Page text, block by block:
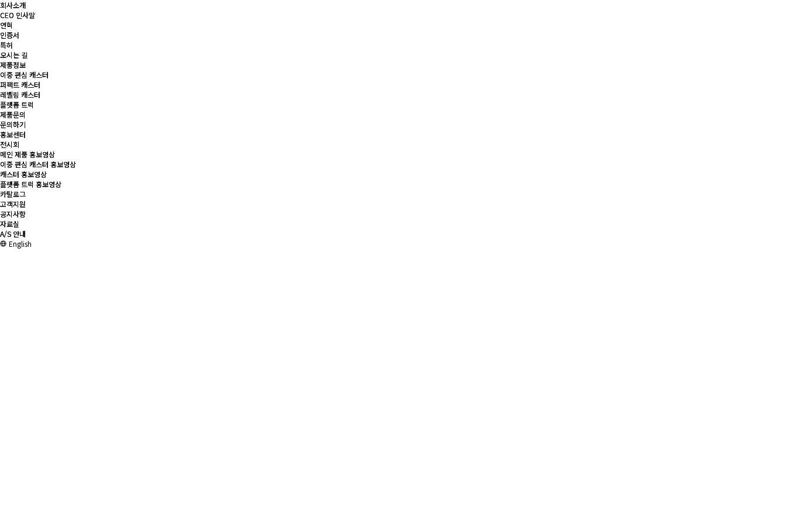
회사소개
CEO 인사말
연혁
인증서
특허
오시는 길
제품정보
이중 편심 캐스터
퍼팩트 캐스터
레벨링 캐스터
플랫폼 트럭
제품문의
문의하기
홍보센터
전시회
메인 제품 홍보영상
이중 편심 캐스터 홍보영상
캐스터 홍보영상
플랫폼 트럭 홍보영상
카탈로그
고객지원
공지사항
자료실
A/S 안내
회사소개
CEO 인사말
연혁
인증서
특허
오시는 길
제품정보
이중 편심 캐스터
퍼팩트 캐스터
레벨링 캐스터
플랫폼 트럭
제품문의
문의하기
홍보센터
전시회
메인 제품 홍보영상
이중 편심 캐스터 홍보영상
캐스터 홍보영상
플랫폼 트럭 홍보영상
카탈로그
고객지원
공지사항
자료실
A/S 안내
English